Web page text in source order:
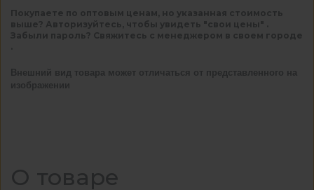
Покупаете по оптовым ценам, но указанная стоимость
выше? Авторизуйтесь, чтобы увидеть "свои цены" .
Забыли пароль? Свяжитесь с менеджером в своем городе
Внешний вид товара может отличаться от представленного на
изображении
О товаре